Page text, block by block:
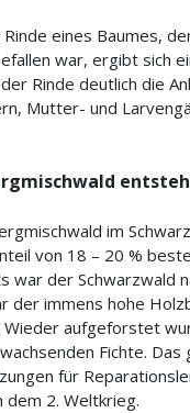
eines Baumes,
war, ergibt sich
Rinde deutlich die
Mutter- und
im
von 18 – 20 %
war der Schwarzwald
der immens hohe
Wieder aufgeforstet
Fichte. Das
für
dem 2. Weltkrieg.